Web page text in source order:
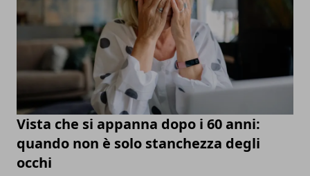
Vista che si appanna dopo i 60 anni:
quando non è solo stanchezza degli
occhi